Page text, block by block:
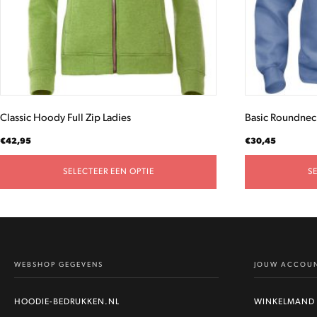
Classic Hoody Full Zip Ladies
€42,95
SELECTEER EEN OPTIE
gekozen
productpagina
Basic
€30,45
gekozen
worden
op
de
productpagina
WEBSHOP GEGEVENS
HOODIE-BEDRUKKEN.NL
JOUW
WINKELMAND